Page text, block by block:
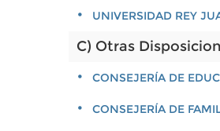
UNIVERSIDAD REY
C) Otras
CONSEJERÍA DE
CONSEJERÍA DE